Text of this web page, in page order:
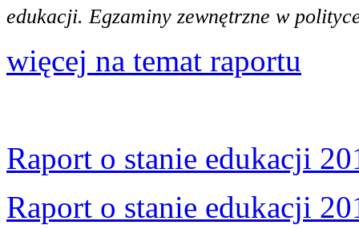
edukacji. Egzaminy zewnętrzne w
więcej na temat raportu
Raport o stanie edukacji
Raport o stanie edukacji